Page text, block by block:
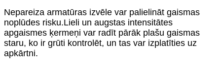
Nepareiza armatūras izvēle var palielināt gaismas
noplūdes risku.Lieli un augstas intensitātes
apgaismes ķermeņi var radīt pārāk plašu gaismas
staru, ko ir grūti kontrolēt, un tas var izplatīties uz
apkārtni.